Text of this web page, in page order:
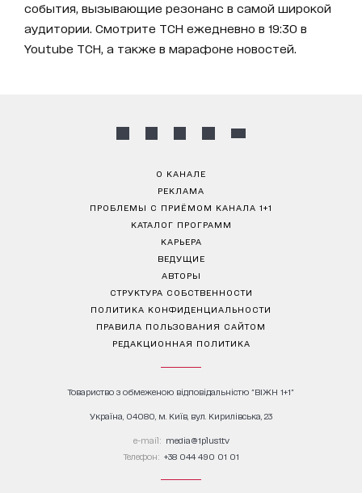
события, вызывающие резонанс в самой широкой
аудитории. Смотрите ТСН ежедневно в 19:30 в
Youtube ТСН, а также в марафоне новостей.
О КАНАЛЕ
РЕКЛАМА
ПРОБЛЕМЫ С ПРИЁМОМ КАНАЛА 1+1
КАТАЛОГ ПРОГРАММ
КАРЬЕРА
ВЕДУЩИЕ
АВТОРЫ
СТРУКТУРА СОБСТВЕННОСТИ
ПОЛИТИКА КОНФИДЕНЦИАЛЬНОСТИ
ПРАВИЛА ПОЛЬЗОВАНИЯ САЙТОМ
РЕДАКЦИОННАЯ ПОЛИТИКА
Товариство з обмеженою відповідальністю "ВІЖН 1+1"
Україна, 04080, м. Київ, вул. Кирилівська, 23
е-mail: media@1plus1.tv
Телефон: +38 044 490 01 01